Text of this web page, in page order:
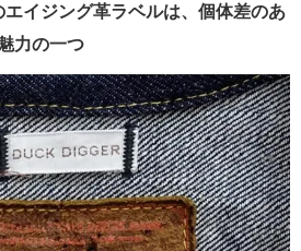
イジング革ラベルは、個体差のあ
力の一つ